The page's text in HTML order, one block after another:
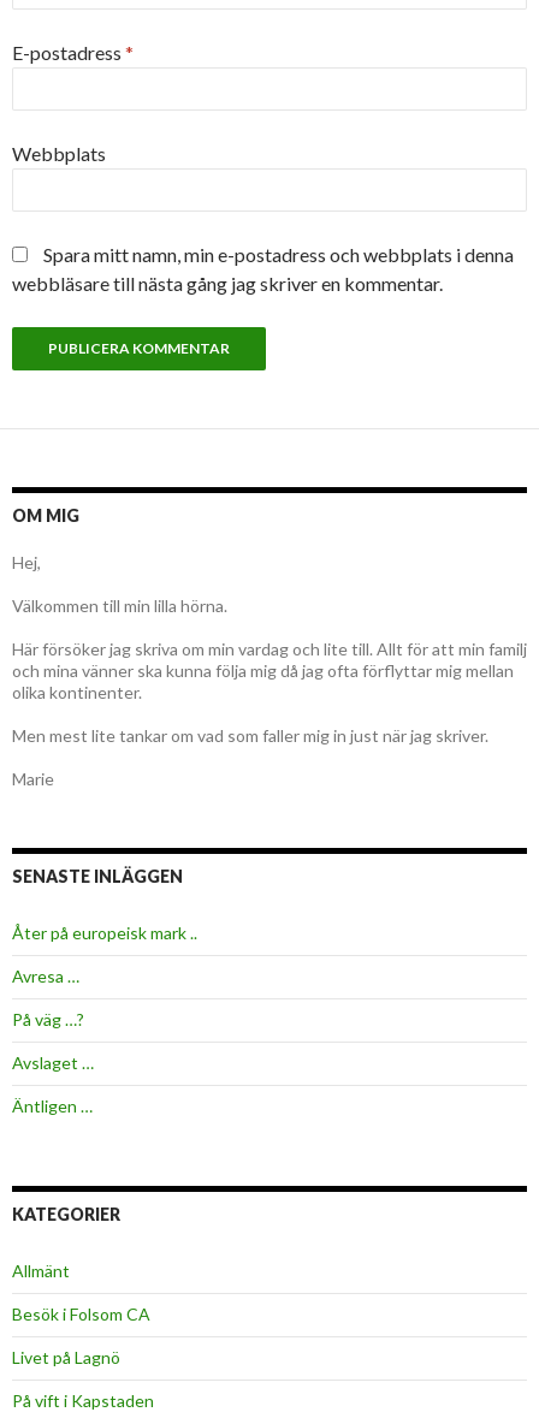
E-postadress *
Webbplats
Spara mitt namn, min e-postadress och webbplats i denna
webbläsare till nästa gång jag skriver en kommentar.
OM MIG
Hej,
Välkommen till min lilla hörna.
Här försöker jag skriva om min vardag och lite till. Allt för att min familj
och mina vänner ska kunna följa mig då jag ofta förflyttar mig mellan
olika kontinenter.
Men mest lite tankar om vad som faller mig in just när jag skriver.
Marie
SENASTE INLÄGGEN
Åter på europeisk mark ..
Avresa …
På väg …?
Avslaget …
Äntligen …
KATEGORIER
Allmänt
Besök i Folsom CA
Livet på Lagnö
På vift i Kapstaden